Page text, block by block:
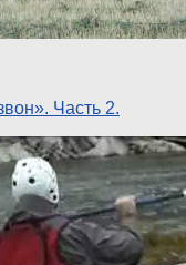
Часть 2.